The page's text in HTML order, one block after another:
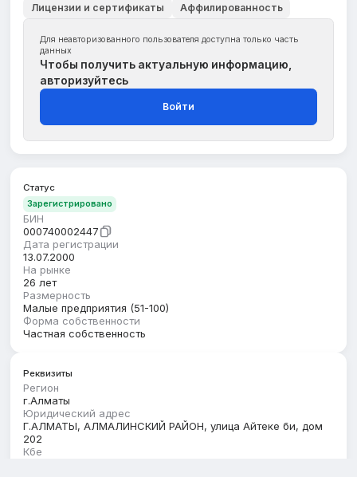
Лицензии и сертификаты
Аффилированность
Для неавторизованного пользователя доступна только часть
данных
Чтобы получить актуальную информацию,
авторизуйтесь
Войти
Статус
Зарегистрировано
БИН
000740002447
Дата регистрации
13.07.2000
На рынке
26 лет
Размерность
Малые предприятия (51-100)
Форма собственности
Частная собственность
Реквизиты
Регион
г.Алматы
Юридический адрес
Г.АЛМАТЫ, АЛМАЛИНСКИЙ РАЙОН, улица Айтеке би, дом
202
Кбе